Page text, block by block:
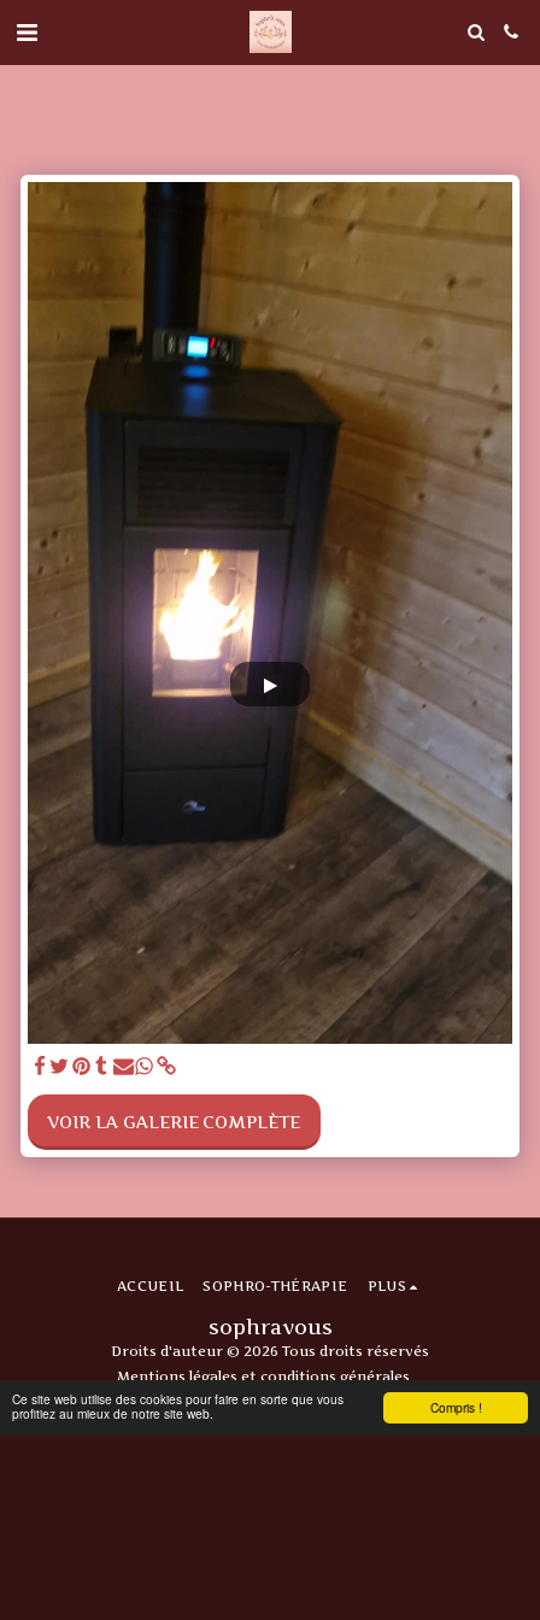
Compris !
Ce site web utilise des cookies pour faire en sorte que vous
profitiez au mieux de notre site web.
VOIR LA GALERIE COMPLÈTE
sophravous
Droits d'auteur © 2026 Tous droits réservés
Mentions légales et conditions générales
ACCUEIL SOPHRO-THÉRAPIE PLUS